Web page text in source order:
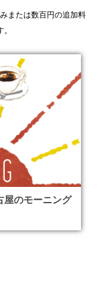
または数百円の追加料
屋のモーニング